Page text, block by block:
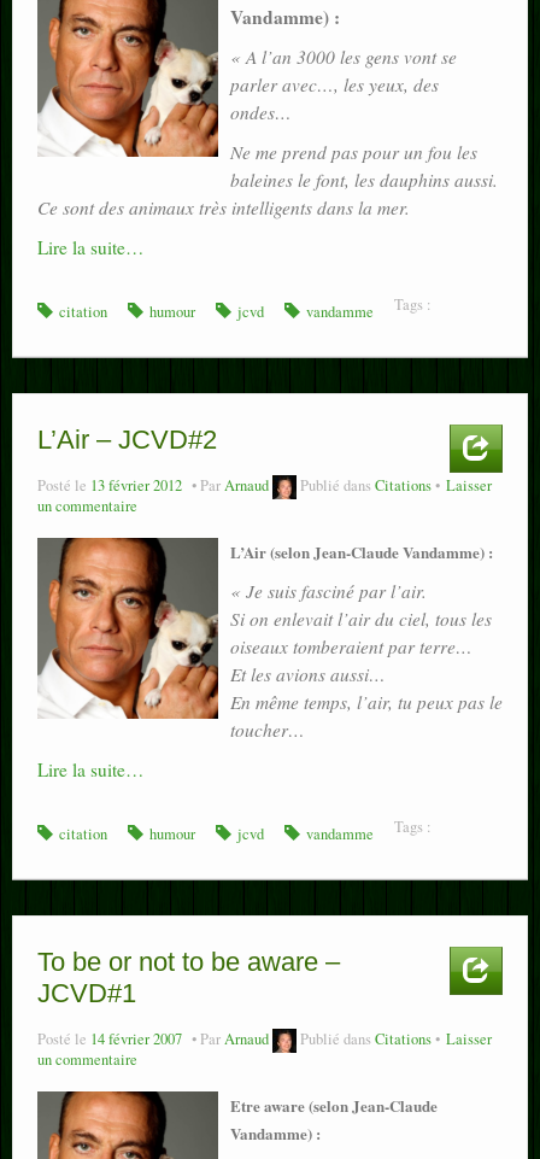
Vandamme) :
« A l’an 3000 les gens vont se
parler avec…, les yeux, des
ondes…
Ne me prend pas pour un fou les
baleines le font, les dauphins aussi.
Ce sont des animaux très intelligents dans la mer.
Lire la suite…
Tags :
citation humour jcvd vandamme
L’Air – JCVD#2
Posté le 13 février 2012 ParArnaud Publié dansCitations
Laisser
un commentaire
L’Air (selon Jean-Claude Vandamme) :
« Je suis fasciné par l’air.
Si on enlevait l’air du ciel, tous les
oiseaux tomberaient par terre…
Et les avions aussi…
En même temps, l’air, tu peux pas le
toucher…
Lire la suite…
Tags :
citation humour jcvd vandamme
To be or not to be aware –
JCVD#1
Posté le 14 février 2007 ParArnaud Publié dansCitations
Laisser
un commentaire
Etre aware (selon Jean-Claude
Vandamme) :